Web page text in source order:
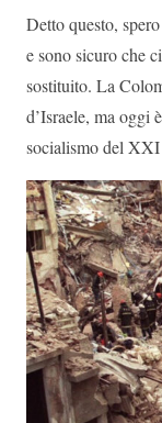
Detto questo,
e sono sicuro che
sostituito. La
d’Israele, ma oggi
socialismo del